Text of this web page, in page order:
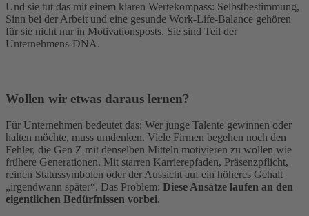
Und sie tut das mit einem klaren Wertekompass: Selbstbestimmung,
Sinn bei der Arbeit und eine gesunde Work-Life-Balance gehören
für sie nicht nur in Motivationsposts. Sie sind Teil der
Unternehmens-DNA.
Wollen wir etwas daraus lernen?
Für Unternehmen bedeutet das: Wer junge Talente gewinnen oder
halten möchte, muss umdenken. Viele Firmen begehen noch den
Fehler, die Gen Z mit denselben Mitteln motivieren zu wollen wie
frühere Generationen. Mit starren Karrierepfaden, Präsenzpflicht,
reinen Statussymbolen oder der Aussicht auf ein höheres Gehalt
„irgendwann später“. Das Problem: Diese Ansätze laufen an den
eigentlichen Bedürfnissen vorbei.